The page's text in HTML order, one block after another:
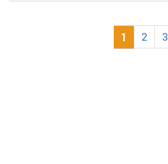
1 2 3